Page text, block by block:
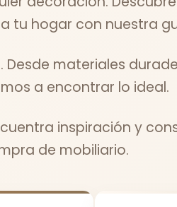
tu hogar con nuestra
materiales
a encontrar lo ideal.
inspiración y
de mobiliario.